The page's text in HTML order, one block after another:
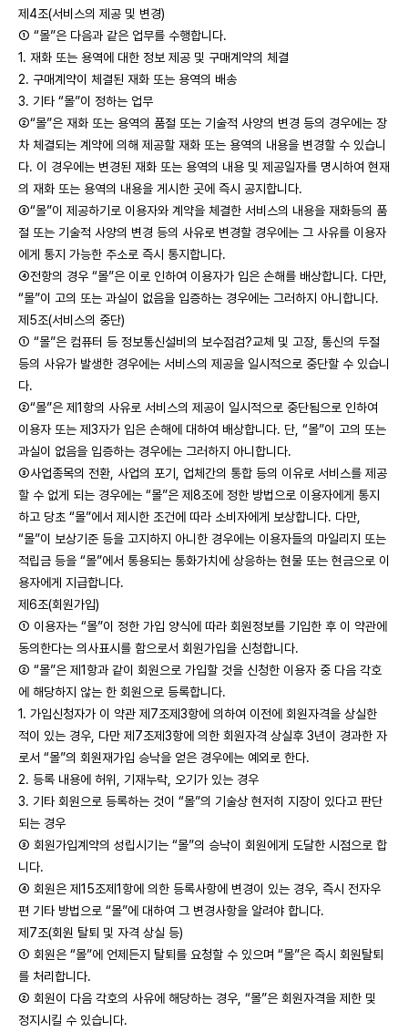
제4조(서비스의 제공 및 변경)
① “몰”은 다음과 같은 업무를 수행합니다.
1. 재화 또는 용역에 대한 정보 제공 및 구매계약의 체결
2. 구매계약이 체결된 재화 또는 용역의 배송
3. 기타 “몰”이 정하는 업무
②“몰”은 재화 또는 용역의 품절 또는 기술적 사양의 변경 등의 경우에는 장
차 체결되는 계약에 의해 제공할 재화 또는 용역의 내용을 변경할 수 있습니
다. 이 경우에는 변경된 재화 또는 용역의 내용 및 제공일자를 명시하여 현재
의 재화 또는 용역의 내용을 게시한 곳에 즉시 공지합니다.
③“몰”이 제공하기로 이용자와 계약을 체결한 서비스의 내용을 재화등의 품
절 또는 기술적 사양의 변경 등의 사유로 변경할 경우에는 그 사유를 이용자
에게 통지 가능한 주소로 즉시 통지합니다.
④전항의 경우 “몰”은 이로 인하여 이용자가 입은 손해를 배상합니다. 다만,
“몰”이 고의 또는 과실이 없음을 입증하는 경우에는 그러하지 아니합니다.
제5조(서비스의 중단)
① “몰”은 컴퓨터 등 정보통신설비의 보수점검?교체 및 고장, 통신의 두절
등의 사유가 발생한 경우에는 서비스의 제공을 일시적으로 중단할 수 있습니
다.
②“몰”은 제1항의 사유로 서비스의 제공이 일시적으로 중단됨으로 인하여
이용자 또는 제3자가 입은 손해에 대하여 배상합니다. 단, “몰”이 고의 또는
과실이 없음을 입증하는 경우에는 그러하지 아니합니다.
③사업종목의 전환, 사업의 포기, 업체간의 통합 등의 이유로 서비스를 제공
할 수 없게 되는 경우에는 “몰”은 제8조에 정한 방법으로 이용자에게 통지
하고 당초 “몰”에서 제시한 조건에 따라 소비자에게 보상합니다. 다만,
“몰”이 보상기준 등을 고지하지 아니한 경우에는 이용자들의 마일리지 또는
적립금 등을 “몰”에서 통용되는 통화가치에 상응하는 현물 또는 현금으로 이
용자에게 지급합니다.
제6조(회원가입)
① 이용자는 “몰”이 정한 가입 양식에 따라 회원정보를 기입한 후 이 약관에
동의한다는 의사표시를 함으로서 회원가입을 신청합니다.
② “몰”은 제1항과 같이 회원으로 가입할 것을 신청한 이용자 중 다음 각호
에 해당하지 않는 한 회원으로 등록합니다.
1. 가입신청자가 이 약관 제7조제3항에 의하여 이전에 회원자격을 상실한
적이 있는 경우, 다만 제7조제3항에 의한 회원자격 상실후 3년이 경과한 자
로서 “몰”의 회원재가입 승낙을 얻은 경우에는 예외로 한다.
2. 등록 내용에 허위, 기재누락, 오기가 있는 경우
3. 기타 회원으로 등록하는 것이 “몰”의 기술상 현저히 지장이 있다고 판단
되는 경우
③ 회원가입계약의 성립시기는 “몰”의 승낙이 회원에게 도달한 시점으로 합
니다.
④ 회원은 제15조제1항에 의한 등록사항에 변경이 있는 경우, 즉시 전자우
편 기타 방법으로 “몰”에 대하여 그 변경사항을 알려야 합니다.
제7조(회원 탈퇴 및 자격 상실 등)
① 회원은 “몰”에 언제든지 탈퇴를 요청할 수 있으며 “몰”은 즉시 회원탈퇴
를 처리합니다.
② 회원이 다음 각호의 사유에 해당하는 경우, “몰”은 회원자격을 제한 및
정지시킬 수 있습니다.